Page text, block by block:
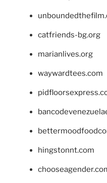
catfriends-bg.org
marianlives.org
waywardtees.com
hingstonnt.com